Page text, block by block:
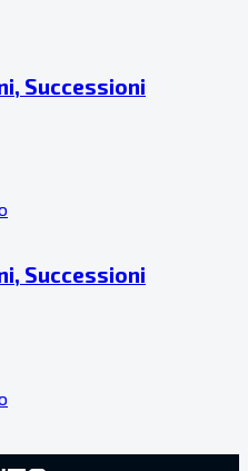
Successioni
Successioni